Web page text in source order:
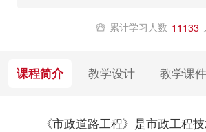
累计学习人数 11133
课程简介 教学设计 教学课件
《市政道路工程》是市政工程技